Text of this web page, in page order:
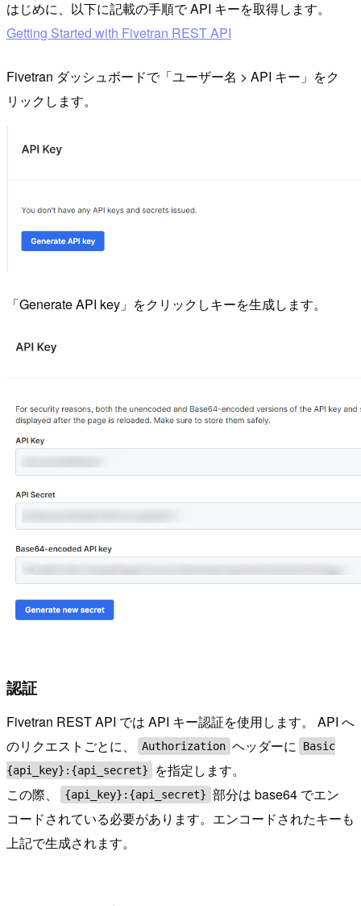
はじめに、以下に記載の手順で API キーを取得します。
Getting Started with Fivetran REST API
Fivetran ダッシュボードで「ユーザー名 > API キー」をク
リックします。
「Generate API key」をクリックしキーを生成します。
認証
Fivetran REST API では API キー認証を使用します。 API へ
のリクエストごとに、
Authorization ヘッダーに
Basic
{api_key}:{api_secret}
を指定します。
この際、
{api_key}:{api_secret} 部分は base64 でエン
コードされている必要があります。エンコードされたキーも
上記で生成されます。